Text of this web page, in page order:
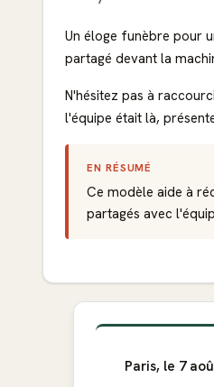
Un éloge funèbre pour
partagé devant la
N'hésitez pas à
l'équipe était là,
EN RÉSUMÉ
Ce modèle aide à
partagés avec
Paris, le 7